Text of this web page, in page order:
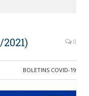
0
BOLETINS COVID-19